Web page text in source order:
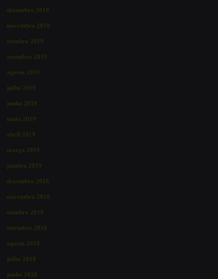
dezembro 2019
novembro 2019
outubro 2019
setembro 2019
agosto 2019
julho 2019
junho 2019
maio 2019
abril 2019
março 2019
janeiro 2019
dezembro 2018
novembro 2018
outubro 2018
setembro 2018
agosto 2018
julho 2018
junho 2018